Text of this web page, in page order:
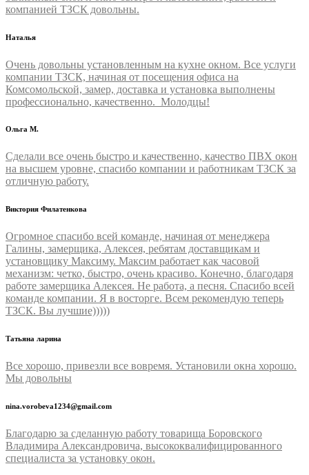
компанией ТЗСК довольны.
Наталья
Очень довольны установленным на кухне окном. Все услуги
компании ТЗСК, начиная от посещения офиса на
Комсомольской, замер, доставка и установка выполнены
профессионально, качественно. Молодцы!
Ольга М.
Сделали все очень быстро и качественно, качество ПВХ окон
на высшем уровне, спасибо компании и работникам ТЗСК за
отличную работу.
Виктория Филатенкова
Огромное спасибо всей команде, начиная от менеджера
Галины, замерщика, Алексея, ребятам доставщикам и
установщику Максиму. Максим работает как часовой
механизм: четко, быстро, очень красиво. Конечно, благодаря
работе замерщика Алексея. Не работа, а песня. Спасибо всей
команде компании. Я в восторге. Всем рекомендую теперь
ТЗСК. Вы лучшие)))))
Татьяна ларина
Все хорошо, привезли все вовремя. Установили окна хорошо.
Мы довольны
nina.vorobeva1234@gmail.com
Благодарю за сделанную работу товарища Боровского
Владимира Александровича, высококвалифицированного
специалиста за установку окон.